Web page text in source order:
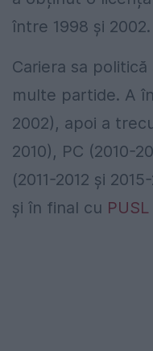
între 1998 și 2002.
Cariera sa
multe partide. A
2002), apoi a
2010), PC (2010-
(2011-2012 și
și în final cu PUSL